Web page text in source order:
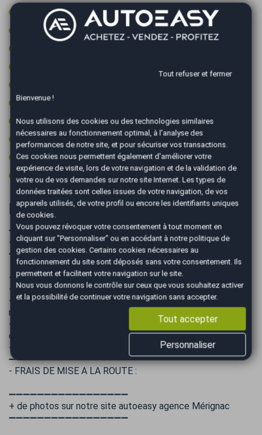
Radar avant de détection d'obstacles
Régulateur de vitesse
Sièges chauffants
Start & Stop
Vitres surteintées
Volant cuir
Volant multifonctions
Informations complémentaires
➖➖➖➖➖➖➖➖➖➖➖➖➖➖➖➖➖
+ de photos sur notre site autoeasy agence Mérignac
➖➖➖➖➖➖➖➖➖➖➖➖➖➖➖➖➖
- PRIX TTC hors frais de mise à la route et carte grise.
- VISIBLE UNIQUEMENT SUR RENDEZ-VOUS
- SOLUTIONS DE FINANCEMENT : possible de 12 à 84
mois.
- LIVRAISON possible dans toute la France à votre
domicile ou votre bureau ! (sur devis).
- REPRISE possible de votre ancien véhicule.
➖➖➖➖➖➖➖➖➖➖➖➖➖➖➖➖➖
- FRAIS DE MISE A LA ROUTE :
➖➖➖➖➖➖➖➖➖➖➖➖➖➖➖➖➖
+ de photos sur notre site autoeasy agence Mérignac
➖➖➖➖➖➖➖➖➖➖➖➖➖➖➖➖➖
Tout refuser et fermer
Bienvenue !
Nous utilisons des cookies ou des technologies similaires
nécessaires au fonctionnement optimal, à l'analyse des
performances de notre site, et pour sécuriser vos transactions.
Ces cookies nous permettent également d'améliorer votre
expérience de visite, lors de votre navigation et de la validation de
votre ou de vos demandes sur notre site Internet. Les types de
données traitées sont celles issues de votre navigation, de vos
appareils utilisés, de votre profil ou encore les identifiants uniques
de cookies.
Vous pouvez révoquer votre consentement à tout moment en
cliquant sur "Personnaliser" ou en accédant à notre politique de
gestion des cookies. Certains cookies nécessaires au
fonctionnement du site sont déposés sans votre consentement. Ils
permettent et facilitent votre navigation sur le site.
Nous vous donnons le contrôle sur ceux que vous souhaitez activer
et la possibilité de continuer votre navigation sans accepter.
Tout accepter
Personnaliser